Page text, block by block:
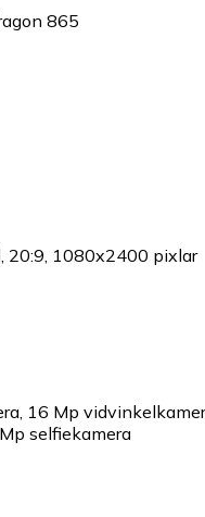
865
20:9, 1080x2400 pixlar
16 Mp
selfiekamera